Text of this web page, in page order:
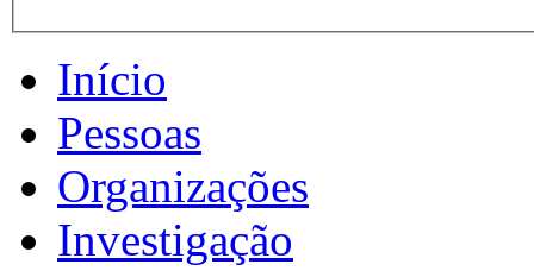
Início
Pessoas
Organizações
Investigação